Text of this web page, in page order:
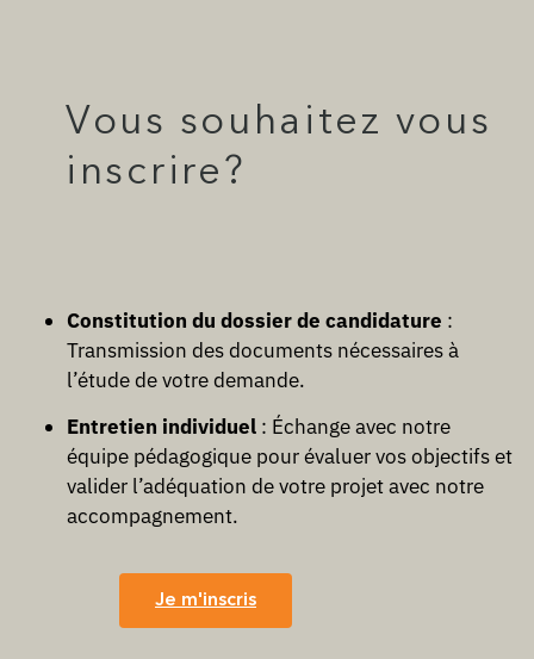
Vous souhaitez vous
inscrire?
Constitution du dossier de candidature :
Transmission des documents nécessaires à
l’étude de votre demande.
Entretien individuel : Échange avec notre
équipe pédagogique pour évaluer vos objectifs et
valider l’adéquation de votre projet avec notre
accompagnement.
Je m'inscris